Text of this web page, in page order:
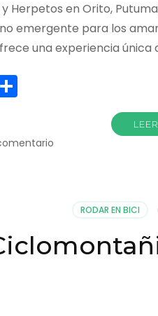
Herpetos en Orito,
emergente para los
una experiencia
RODAR EN BICI